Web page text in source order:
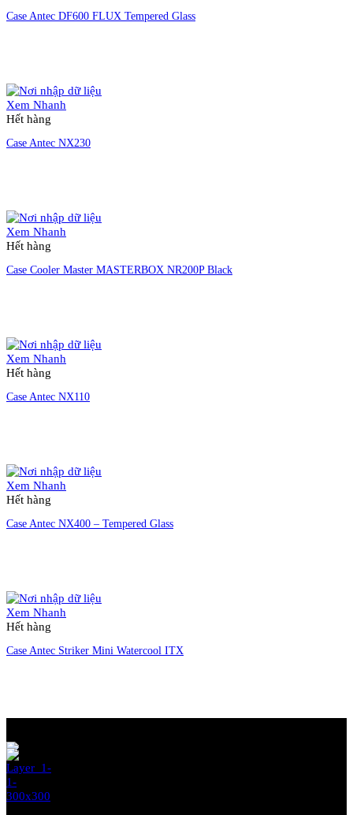
Case Antec DF600 FLUX Tempered Glass
Xem Nhanh
Hết hàng
Case Antec NX230
Xem Nhanh
Hết hàng
Case Cooler Master MASTERBOX NR200P Black
Xem Nhanh
Hết hàng
Case Antec NX110
Xem Nhanh
Hết hàng
Case Antec NX400 – Tempered Glass
Xem Nhanh
Hết hàng
Case Antec Striker Mini Watercool ITX